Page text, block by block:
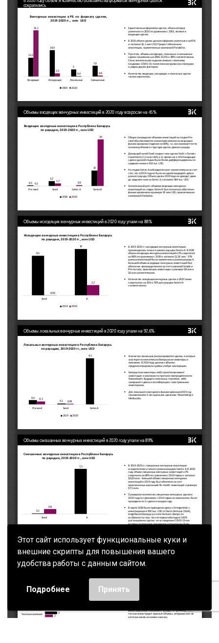
Этот сайт использует функциональные куки и
внешние скрипты для повышения вашего
удобства работы с данным сайтом.
Подробнее Принять